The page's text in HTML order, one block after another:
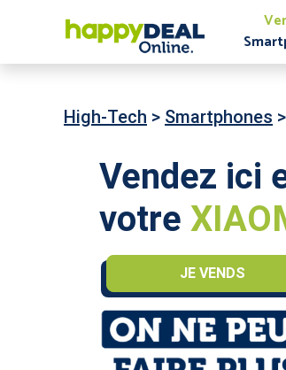
High-Tech > Smartphones >
Vendez ici
votre
JE VENDS